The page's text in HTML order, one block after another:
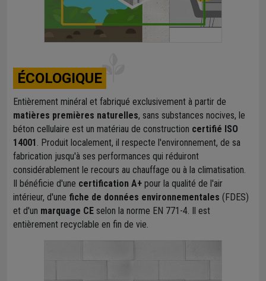
ÉCOLOGIQUE
Entièrement minéral et fabriqué exclusivement à partir de
matières premières naturelles, sans substances nocives, le
béton cellulaire est un matériau de construction certifié ISO
14001 . Produit localement, il respecte l'environnement, de sa
fabrication jusqu'à ses performances qui réduiront
considérablement le recours au chauffage ou à la climatisation.
Il bénéficie d'une certification A+ pour la qualité de l'air
intérieur, d'une fiche de données environnementales (FDES)
et d'un marquage CE selon la norme EN 771-4. Il est
entièrement recyclable en fin de vie.